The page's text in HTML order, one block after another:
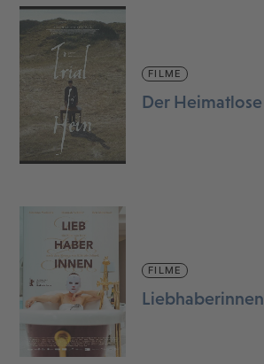
FILME
Der Heimatlose
FILME
Liebhaberinnen